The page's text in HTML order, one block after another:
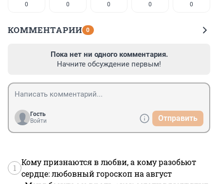
0 0 0 0 0
КОММЕНТАРИИ 0
Пока нет ни одного комментария.
Начните обсуждение первым!
Гость
Войти
Отправить
1
Кому признаются в любви, а кому разобьют
сердце: любовный гороскоп на август